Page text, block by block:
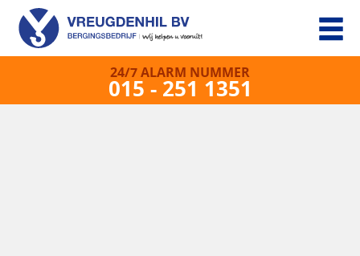
24/7 ALARM NUMMER
015 - 251 1351